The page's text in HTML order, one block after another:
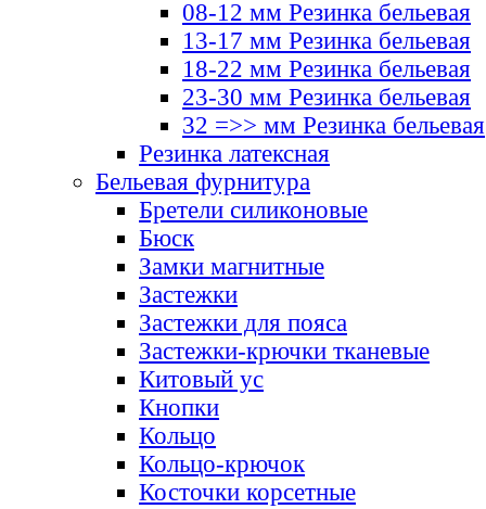
08-12 мм Резинка бельевая
13-17 мм Резинка бельевая
18-22 мм Резинка бельевая
23-30 мм Резинка бельевая
32 =>> мм Резинка бельевая
Резинка латексная
Бельевая фурнитура
Бретели силиконовые
Бюск
Замки магнитные
Застежки
Застежки для пояса
Застежки-крючки тканевые
Китовый ус
Кнопки
Кольцо
Кольцо-крючок
Косточки корсетные